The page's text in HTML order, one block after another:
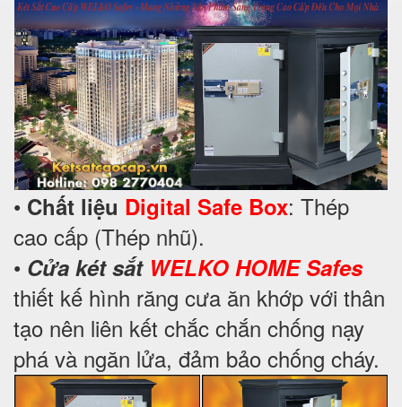
• Chất liệu Digital Safe Box: Thép
cao cấp (Thép nhũ).
• Cửa két sắt WELKO HOME Safes
thiết kế hình răng cưa ăn khớp với thân
tạo nên liên kết chắc chắn chống nạy
phá và ngăn lửa, đảm bảo chống cháy.